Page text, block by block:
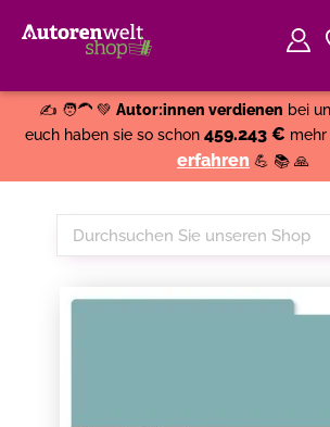
✍️ 🧑‍🦱 💚 Autor:innen verdienen bei
euch haben sie so schon 459.243 €
erfahren 💪 📚 🙏
Durchsuchen
Sie
Shop